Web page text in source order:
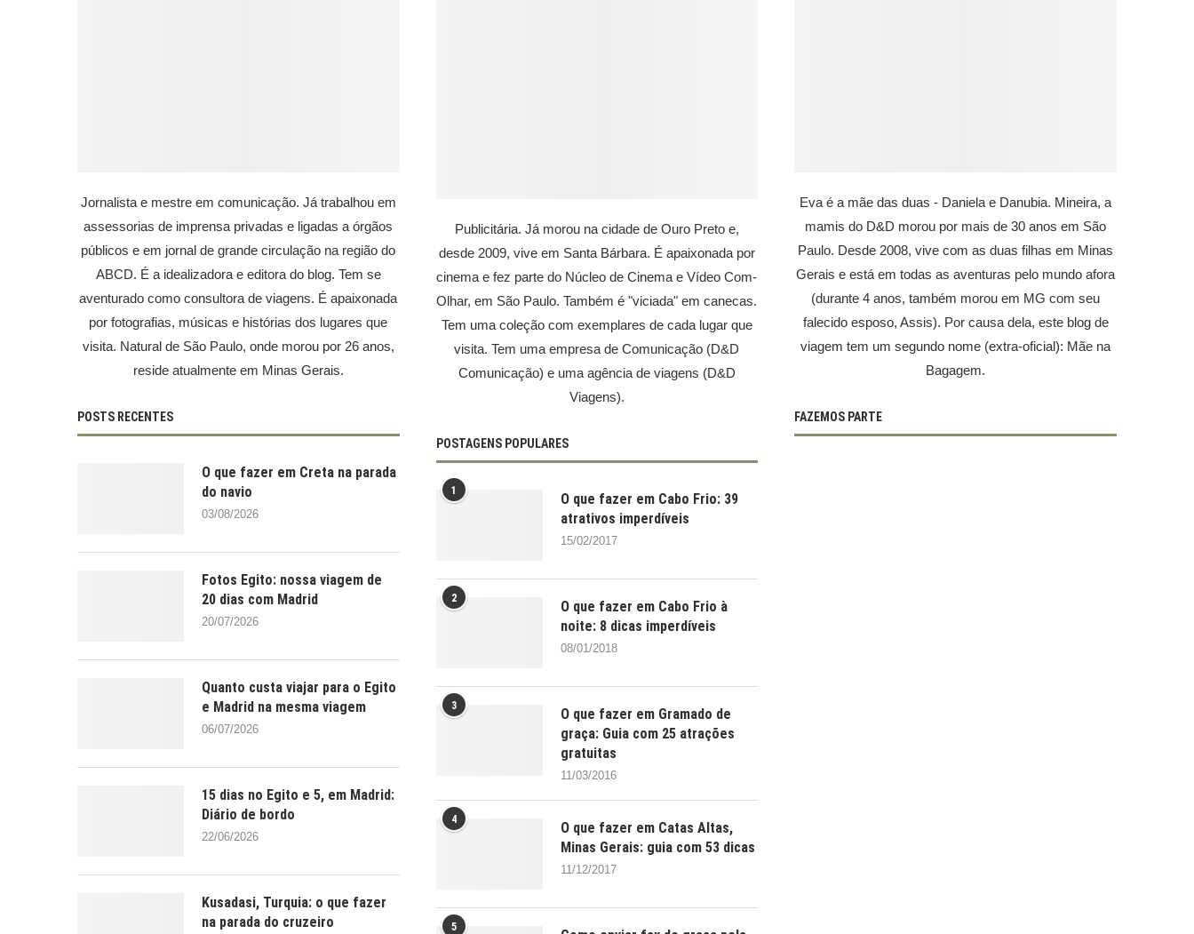
Jornalista e mestre em comunicação. Já trabalhou em
assessorias de imprensa privadas e ligadas a órgãos
públicos e em jornal de grande circulação na região do
ABCD. É a idealizadora e editora do blog. Tem se
aventurado como consultora de viagens. É apaixonada
por fotografias, músicas e histórias dos lugares que
visita. Natural de São Paulo, onde morou por 26 anos,
reside atualmente em Minas Gerais.
POSTS RECENTES
O que fazer em Creta na parada
do navio
03/08/2026
Fotos Egito: nossa viagem de
20 dias com Madrid
20/07/2026
Quanto custa viajar para o Egito
e Madrid na mesma viagem
06/07/2026
15 dias no Egito e 5, em Madrid:
Diário de bordo
22/06/2026
Kusadasi, Turquia: o que fazer
na parada do cruzeiro
Publicitária. Já morou na cidade de Ouro Preto e,
desde 2009, vive em Santa Bárbara. É apaixonada por
cinema e fez parte do Núcleo de Cinema e Vídeo Com-
Olhar, em São Paulo. Também é "viciada" em canecas.
Tem uma coleção com exemplares de cada lugar que
visita. Tem uma empresa de Comunicação (D&D
Comunicação) e uma agência de viagens (D&D
Viagens).
POSTAGENS POPULARES
1
O que fazer em Cabo Frio: 39
atrativos imperdíveis
15/02/2017
2
O que fazer em Cabo Frio à
noite: 8 dicas imperdíveis
08/01/2018
3
O que fazer em Gramado de
graça: Guia com 25 atrações
gratuitas
11/03/2016
4
O que fazer em Catas Altas,
Minas Gerais: guia com 53 dicas
11/12/2017
5
Eva é a mãe das duas - Daniela e Danubia. Mineira, a
mamis do D&D morou por mais de 30 anos em São
Paulo. Desde 2008, vive com as duas filhas em Minas
Gerais e está em todas as aventuras pelo mundo afora
(durante 4 anos, também morou em MG com seu
falecido esposo, Assis). Por causa dela, este blog de
viagem tem um segundo nome (extra-oficial): Mãe na
Bagagem.
FAZEMOS PARTE